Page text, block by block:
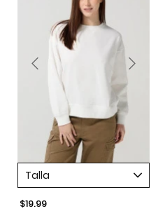
Talla
$19.99